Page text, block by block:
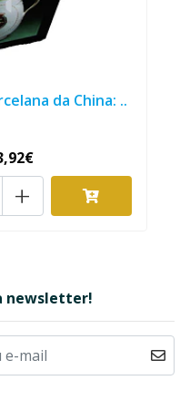
da China: ..
+
newsletter!